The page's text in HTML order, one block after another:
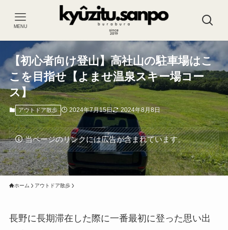
MENU
【初心者向け登山】高社山の駐車場はこ
こを目指せ【よませ温泉スキー場コー
ス】
アウトドア散歩 2024年7月15日 2024年8月8日
当ページのリンクには広告が含まれています。
ホーム アウトドア散歩
長野に長期滞在した際に一番最初に登った思い出